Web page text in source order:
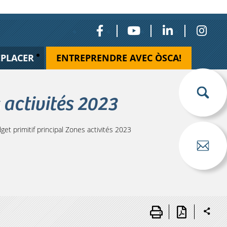
ENTREPRENDRE AVEC ÒSCA!
2023
primitif principal Zones activités 2023